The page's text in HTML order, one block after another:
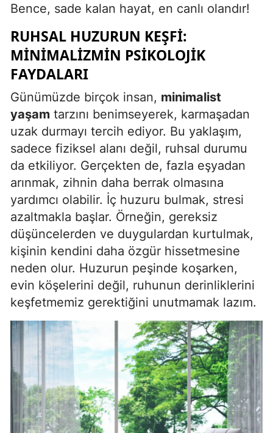
Ordu
Sakarya
Samsun
Siirt
Sinop
Sivas
Tekirdağ
Tokat
Trabzon
Tunceli
Şanlıurfa
Uşak
Van
Yozgat
Zonguldak
Bence, sade kalan hayat, en canlı olandır!
RUHSAL HUZURUN KEŞFI:
MINIMALIZMIN PSIKOLOJIK
FAYDALARI
Günümüzde birçok insan, minimalist
yaşam tarzını benimseyerek, karmaşadan
uzak durmayı tercih ediyor. Bu yaklaşım,
sadece fiziksel alanı değil, ruhsal durumu
da etkiliyor. Gerçekten de, fazla eşyadan
arınmak, zihnin daha berrak olmasına
yardımcı olabilir. İç huzuru bulmak, stresi
azaltmakla başlar. Örneğin, gereksiz
düşüncelerden ve duygulardan kurtulmak,
kişinin kendini daha özgür hissetmesine
neden olur. Huzurun peşinde koşarken,
evin köşelerini değil, ruhunun derinliklerini
keşfetmemiz gerektiğini unutmamak lazım.